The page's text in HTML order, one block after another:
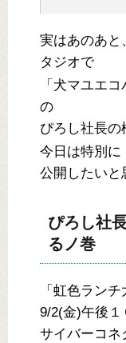
実はあのあと
タジオで
「犬マユエ
の
ぴろし社長の
今日は特別に
公開したいと
ぴろし社
るノ巻
「虹色ラン
9/2(金)午後１
サイバーコネ